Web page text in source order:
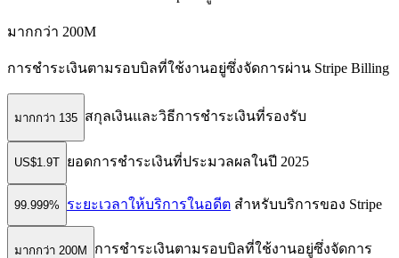
มากกว่า 200M
การชำระเงินตามรอบบิลที่ใช้งานอยู่ซึ่งจัดการผ่าน Stripe Billing
มากกว่า 135 สกุลเงินและวิธีการชำระเงินที่รองรับ
US$1.9T ยอดการชำระเงินที่ประมวลผลในปี 2025
99.999% ระยะเวลาให้บริการในอดีต สําหรับบริการของ Stripe
มากกว่า 200M การชำระเงินตามรอบบิลที่ใช้งานอยู่ซึ่งจัดการ